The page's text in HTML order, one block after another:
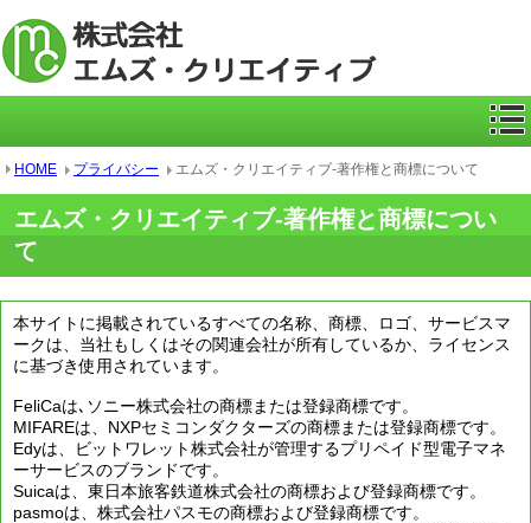
HOME プライバシー エムズ・クリエイティブ-著作権と商標について
エムズ・クリエイティブ-著作権と商標につい
て
本サイトに掲載されているすべての名称、商標、ロゴ、サービスマ
ークは、当社もしくはその関連会社が所有しているか、ライセンス
に基づき使用されています。
FeliCaは､ソニー株式会社の商標または登録商標です。
MIFAREは、NXPセミコンダクターズの商標または登録商標です。
Edyは、ビットワレット株式会社が管理するプリペイド型電子マネ
ーサービスのブランドです。
Suicaは、東日本旅客鉄道株式会社の商標および登録商標です。
pasmoは、株式会社パスモの商標および登録商標です。